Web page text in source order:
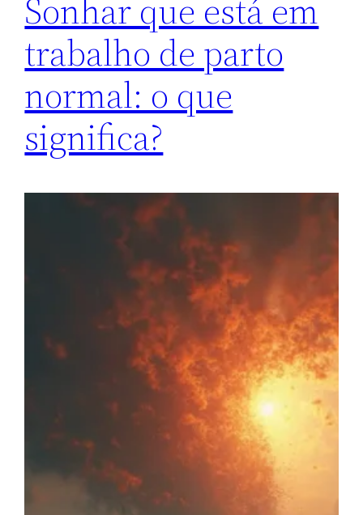
Sonhar que está em
trabalho de parto
normal: o que
significa?